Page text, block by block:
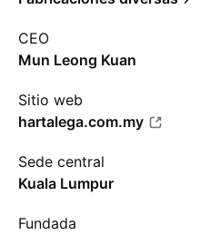
CEO
Mun Leong Kuan
Sitio web
hartalega.com.my
Sede central
Kuala Lumpur
Fundada